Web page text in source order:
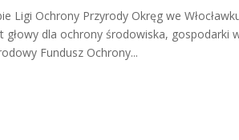
Ligi Ochrony Przyrody Okręg we
głowy dla ochrony środowiska,
Fundusz Ochrony...